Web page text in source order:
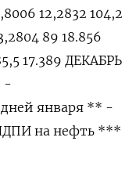
12,2832 104,2
89 18.856
17.389 ДЕКАБРЬ
-
дней января ** -
на нефть ***